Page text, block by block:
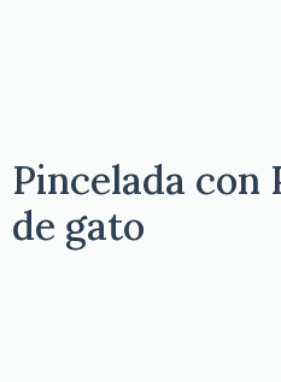
Pincelada con
de gato